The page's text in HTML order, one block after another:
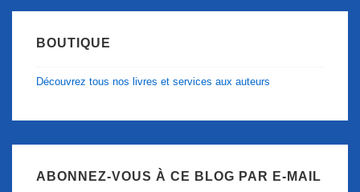
BOUTIQUE
Découvrez tous nos livres et services aux auteurs
ABONNEZ-VOUS À CE BLOG PAR E-MAIL